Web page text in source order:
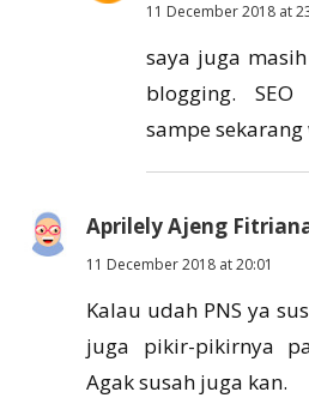
11 December 2018 at
saya juga
blogging.
sampe sekarang
Aprilely Ajeng
11 December 2018 at 20:01
Kalau udah PNS ya
juga pikir-pikirnya
Agak susah juga kan.